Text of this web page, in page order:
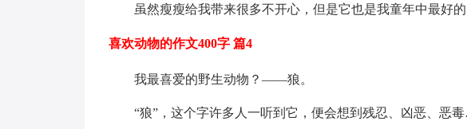
虽然瘦瘦给我带来很多不开心，但是它也是我童年中最好
喜欢动物的作文400字 篇4
我最喜爱的野生动物？——狼。
“狼”，这个字许多人一听到它，便会想到残忍、凶恶、恶